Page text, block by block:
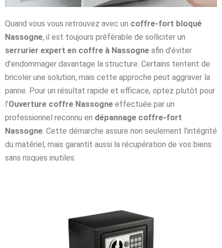
Quand vous vous retrouvez avec un coffre-fort bloqué
Nassogne, il est toujours préférable de solliciter un
serrurier expert en coffre à Nassogne afin d’éviter
d’endommager davantage la structure. Certains tentent de
bricoler une solution, mais cette approche peut aggraver la
panne. Pour un résultat rapide et efficace, optez plutôt pour
l’Ouverture coffre Nassogne effectuée par un
professionnel reconnu en dépannage coffre-fort
Nassogne. Cette démarche assure non seulement l’intégrité
du matériel, mais garantit aussi la récupération de vos biens
sans risques inutiles.